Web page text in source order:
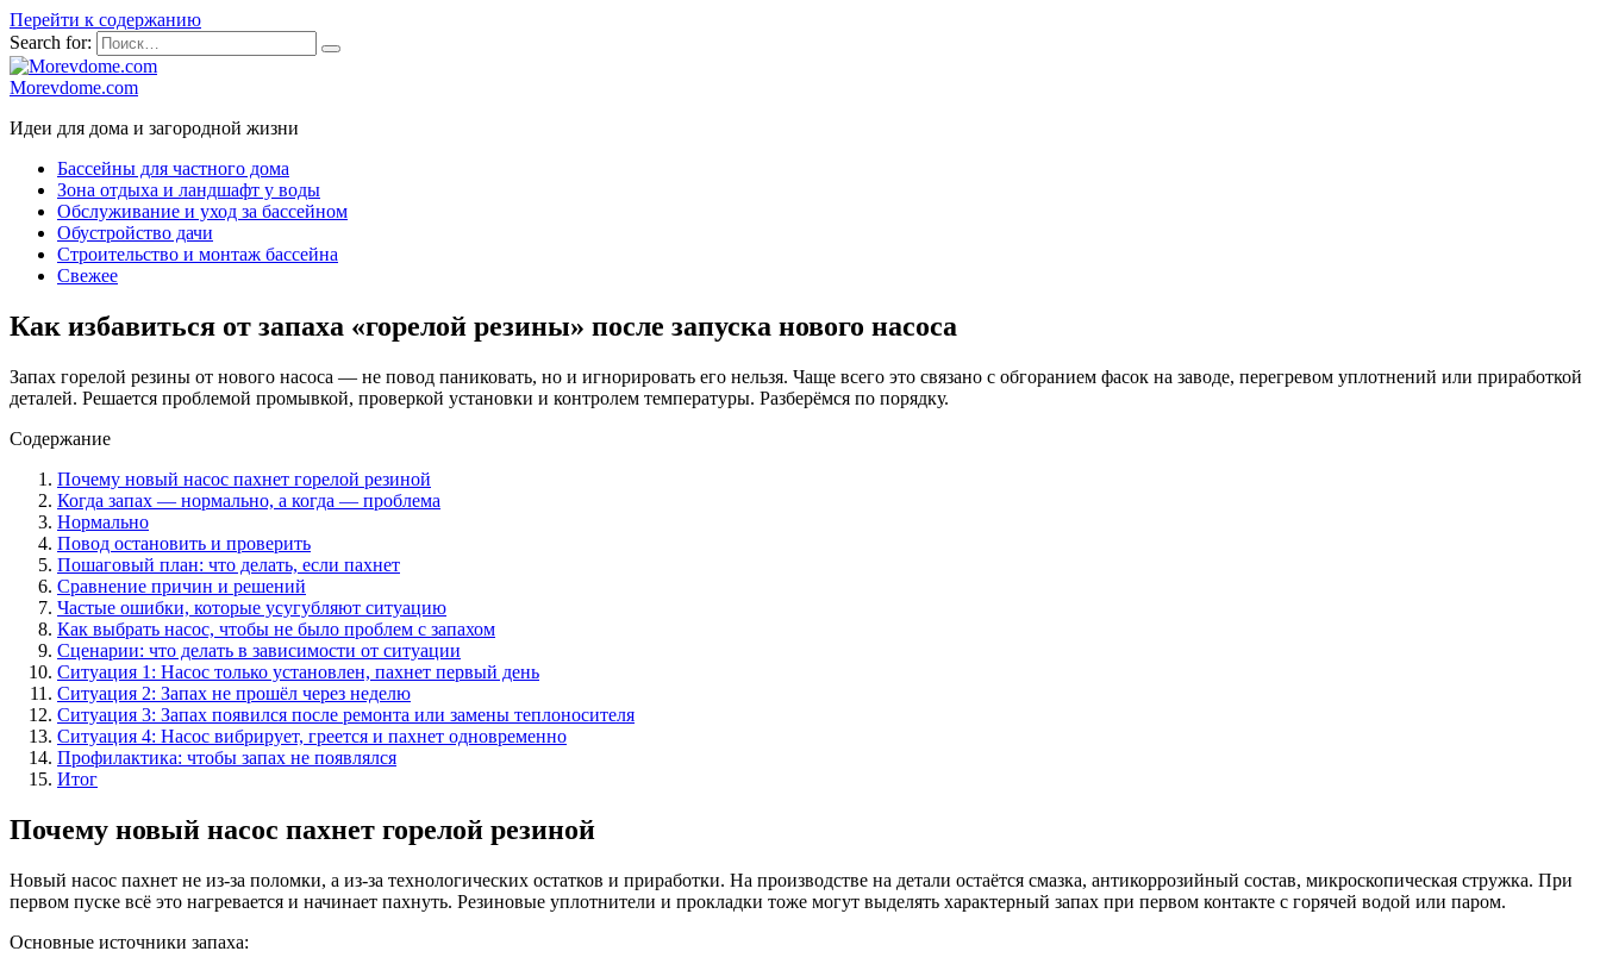
Перейти к содержанию
Search for:
Morevdome.com
Идеи для дома и загородной жизни
Бассейны для частного дома
Зона отдыха и ландшафт у воды
Обслуживание и уход за бассейном
Обустройство дачи
Строительство и монтаж бассейна
Свежее
Как избавиться от запаха «горелой резины» после запуска нового насоса
Запах горелой резины от нового насоса — не повод паниковать, но и игнорировать его нельзя. Чаще всего это связано с обгоранием фасок на заводе, перегревом уплотнений или приработкой
деталей. Решается проблемой промывкой, проверкой установки и контролем температуры. Разберёмся по порядку.
Содержание
Почему новый насос пахнет горелой резиной
Когда запах — нормально, а когда — проблема
Нормально
Повод остановить и проверить
Пошаговый план: что делать, если пахнет
Сравнение причин и решений
Частые ошибки, которые усугубляют ситуацию
Как выбрать насос, чтобы не было проблем с запахом
Сценарии: что делать в зависимости от ситуации
Ситуация 1: Насос только установлен, пахнет первый день
Ситуация 2: Запах не прошёл через неделю
Ситуация 3: Запах появился после ремонта или замены теплоносителя
Ситуация 4: Насос вибрирует, греется и пахнет одновременно
Профилактика: чтобы запах не появлялся
Итог
Почему новый насос пахнет горелой резиной
Новый насос пахнет не из-за поломки, а из-за технологических остатков и приработки. На производстве на детали остаётся смазка, антикоррозийный состав, микроскопическая стружка. При
первом пуске всё это нагревается и начинает пахнуть. Резиновые уплотнители и прокладки тоже могут выделять характерный запах при первом контакте с горячей водой или паром.
Основные источники запаха: